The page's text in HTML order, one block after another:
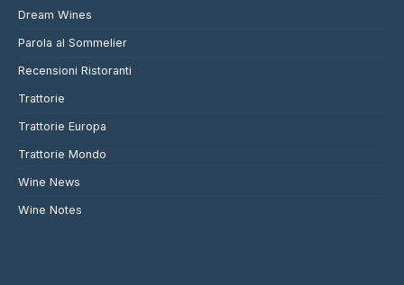
Dream Wines
Parola al Sommelier
Recensioni Ristoranti
Trattorie
Trattorie Europa
Trattorie Mondo
Wine News
Wine Notes